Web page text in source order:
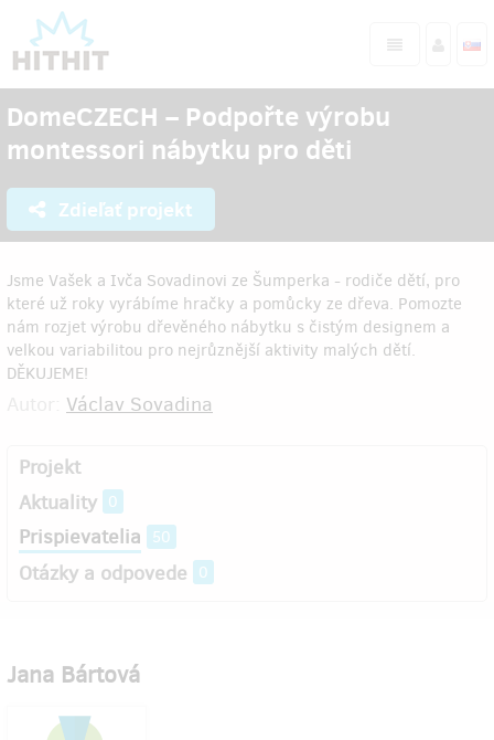
DomeCZECH – Podpořte výrobu
montessori nábytku pro děti
Zdieľať projekt
Jsme Vašek a Ivča Sovadinovi ze Šumperka - rodiče dětí, pro
které už roky vyrábíme hračky a pomůcky ze dřeva. Pomozte
nám rozjet výrobu dřevěného nábytku s čistým designem a
velkou variabilitou pro nejrůznější aktivity malých dětí.
DĚKUJEME!
Václav Sovadina
Projekt
Aktuality 0
Prispievatelia 50
Otázky a odpovede 0
Jana Bártová